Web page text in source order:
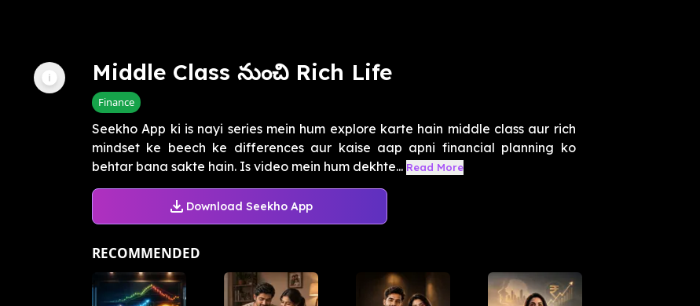
Middle Class నుంచి Rich Life
Finance
Seekho App ki is nayi series mein hum explore karte hain middle class aur rich
mindset ke beech ke differences aur kaise aap apni financial planning ko
behtar bana sakte hain. Is video mein hum dekhte... Read More
Download Seekho App
RECOMMENDED